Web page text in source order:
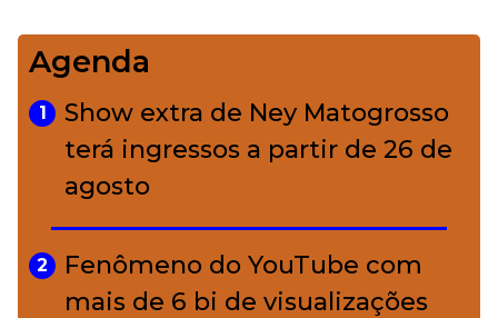
4
Bolsas de palha e ráfia: o
charme rústico que
conquistou o luxo
A ciência por trás da skincare: a
função de cada ativo
Agenda
1
Show extra de Ney Matogrosso
terá ingressos a partir de 26 de
agosto
2
Fenômeno do YouTube com
mais de 6 bi de visualizações